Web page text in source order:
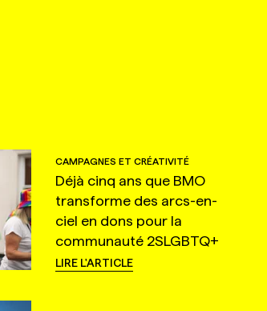
CAMPAGNES ET CRÉATIVITÉ
Déjà cinq ans que BMO
transforme des arcs-en-
ciel en dons pour la
communauté 2SLGBTQ+
LIRE L'ARTICLE